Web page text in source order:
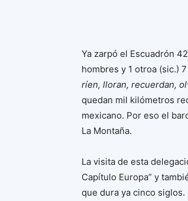
Ya zarpó el Escuadrón
hombres y 1 otroa (sic.)
ríen, lloran, recuerdan,
quedan mil kilómetros
mexicano. Por eso el
La Montaña.
La visita de esta
Capítulo Europa” y
que dura ya cinco